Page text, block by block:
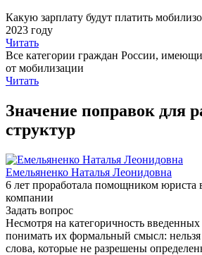
Какую зарплату будут платить
2023 году
Читать
Все категории граждан России,
от мобилизации
Читать
Значение поправок для
структур
Емельяненко Наталья Леонидовна
6 лет проработала помощником юриста
компании
Задать вопрос
Несмотря на категоричность
понимать их формальный смысл: нельзя
слова, которые не разрешены